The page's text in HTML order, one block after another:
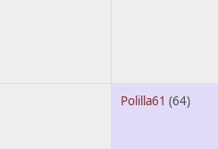
Polilla61 (64)